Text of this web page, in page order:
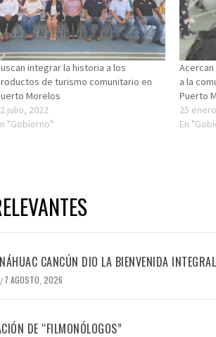
integrar la historia a los
de turismo comunitario en
Morelos
julio, 2022
"Gobierno"
a la
Puerto
25
En
CANCÚN DIO LA BIENVENIDA
/ 7 AGOSTO, 2026
DE “FILMONÓLOGOS”